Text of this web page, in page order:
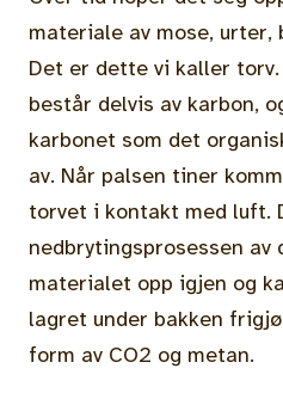
materiale av mose,
Det er dette vi kaller
består delvis av karbon,
karbonet som det
av. Når palsen tiner
torvet i kontakt med luft.
nedbrytingsprosessen av
materialet opp igjen og
lagret under bakken
form av CO2 og metan.